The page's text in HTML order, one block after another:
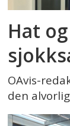
Hat
OAvis-
den